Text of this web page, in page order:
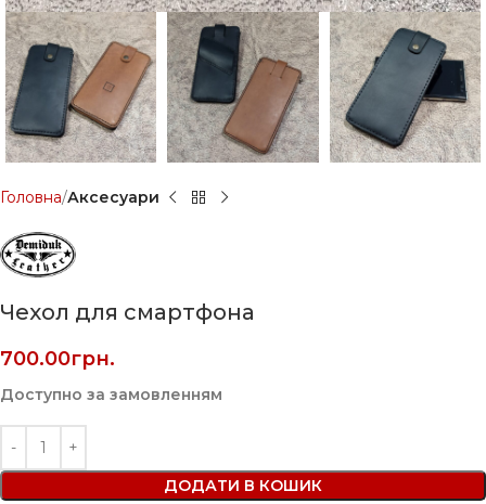
Головна Аксесуари
Чехол для смартфона
700.00грн.
Доступно за замовленням
ДОДАТИ В КОШИК